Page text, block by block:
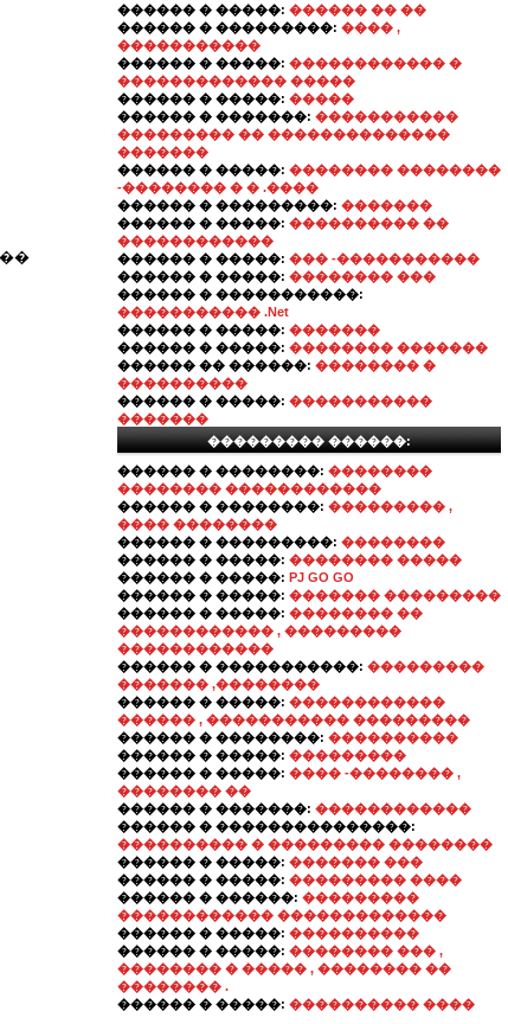
������ � �����: ������ �� ��
������ � ���������: ���� ,
�����������
������ � �����: ������������ �
������������� �����
������ � �����: �����
������ � �������: �����������
��������� �� ��������������
�������
������ � �����: �������� ��������
-�������� � � .����
������ � ���������: �������
������ � �����: ���������� ��
������������
������ � �����: ��� -�����������
������ � �����: �������� ���
������ � �����������:
����������� .Net
������ � �����: �������
������ � �����: �������� �������
������ �� ������: �������� �
����������
������ � �����: �����������
�������
��������� ������:
������ � ��������: ��������
�������� ������������
������ � ��������: ��������� ,
���� ��������
������ � ���������: ��������
������ � �����: �������� �����
������ � �����: PJ GO GO
������ � �����: ������� ���������
������ � �����: �������� ��
������������ , ���������
������������
������ � �����������: ���������
������� ,��������
������ � �����: ������������
������ , ����������� ���������
������ � ��������: ����������
������ � �����: ���������
������ � �����: ���� -�������� ,
�������� ��
������ � �������: ������������
������ � ���������������:
���������� � ��������� ��������
������ � �����: ������� ���
������ � �����: ��������� ����
������ � ������: ���������
������������ �������������
������ � �����: ����������
������ � �����: �������� ��� ,
�������� � ����� , �������� ��
�������� .
������ � �����: ���������� ����